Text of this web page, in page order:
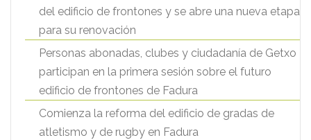
del edificio de frontones y se abre una nueva etapa
para su renovación
Personas abonadas, clubes y ciudadanía de Getxo
participan en la primera sesión sobre el futuro
edificio de frontones de Fadura
Comienza la reforma del edificio de gradas de
atletismo y de rugby en Fadura